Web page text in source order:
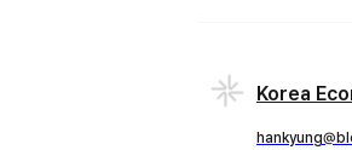
Korea